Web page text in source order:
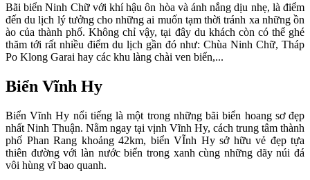
Bãi biển Ninh Chữ với khí hậu ôn hòa và ánh nắng dịu nhẹ, là điểm
đến du lịch lý tưởng cho những ai muốn tạm thời tránh xa những ồn
ào của thành phố. Không chỉ vậy, tại đây du khách còn có thể ghé
thăm tới rất nhiều điểm du lịch gần đó như: Chùa Ninh Chữ, Tháp
Po Klong Garai hay các khu làng chài ven biển,...
Biển Vĩnh Hy
Biển Vĩnh Hy nổi tiếng là một trong những bãi biển hoang sơ đẹp
nhất Ninh Thuận. Nằm ngay tại vịnh Vĩnh Hy, cách trung tâm thành
phố Phan Rang khoảng 42km, biển VĨnh Hy sở hữu vẻ đẹp tựa
thiên đường với làn nước biển trong xanh cùng những dãy núi đá
vôi hùng vĩ bao quanh.